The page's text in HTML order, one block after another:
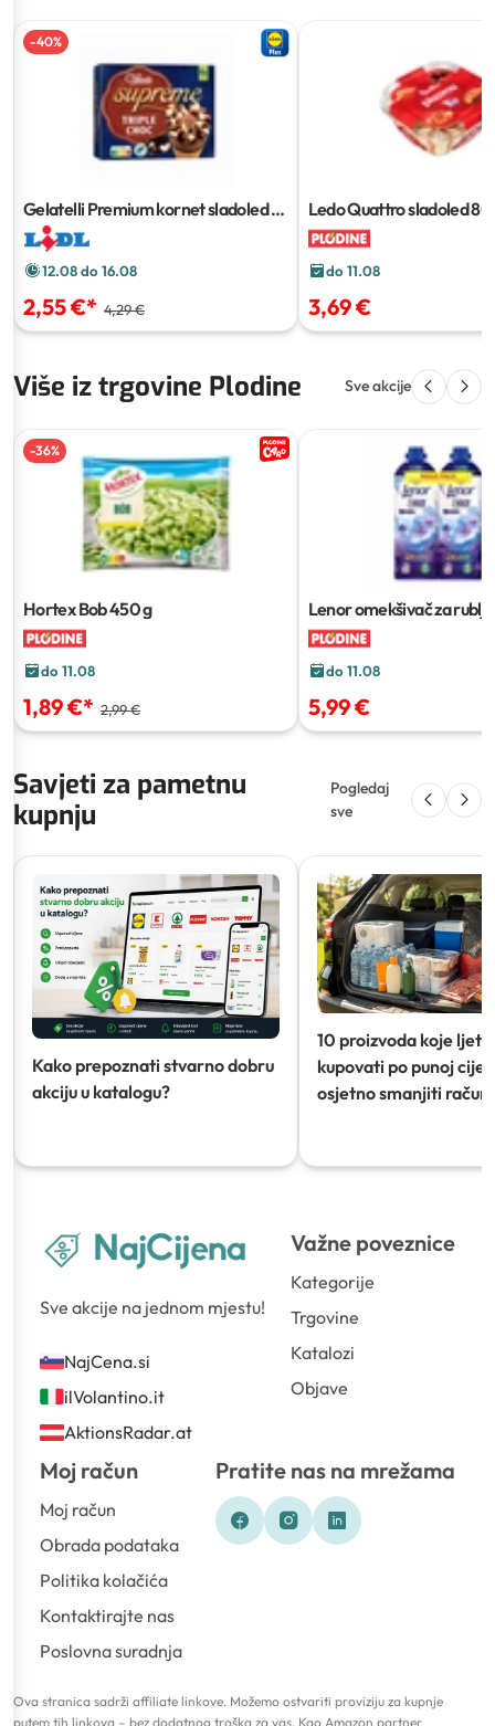
-40%
Gelatelli Premium kornet sladoled6
x 120 ml
12.08 do 16.08
2,55 €* 4,29 €
Ledo Quattro sladoled
do 11.08
3,69 €
Više iz trgovine Plodine Sve akcije
-36%
Hortex Bob450 g
do 11.08
1,89 €* 2,99 €
Lenor omekšivač za rublje
ili 2 x 1,239 ml
do 11.08
5,99 €
Savjeti za pametnu
kupnju
Pogledaj
sve
Kako prepoznati stvarno dobru
akciju u katalogu?
10 proizvoda koje ljeti
kupovati po punoj
osjetno smanjiti račun)
Sve akcije na jednom mjestu!
NajCena.si
ilVolantino.it
AktionsRadar.at
Važne poveznice
Kategorije
Trgovine
Katalozi
Objave
Moj račun
Moj račun
Obrada podataka
Politika kolačića
Kontaktirajte nas
Poslovna suradnja
Pratite nas na mrežama
Ova stranica sadrži affiliate linkove. Možemo ostvariti proviziju za kupnje
putem tih linkova – bez dodatnog troška za vas. Kao Amazon partner